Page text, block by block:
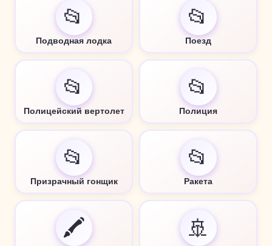
📂
Подводная лодка
📂
Поезд
📂
Полицейский вертолет
📂
Полиция
📂
Призрачный гонщик
📂
Ракета
🖍️ 🚢